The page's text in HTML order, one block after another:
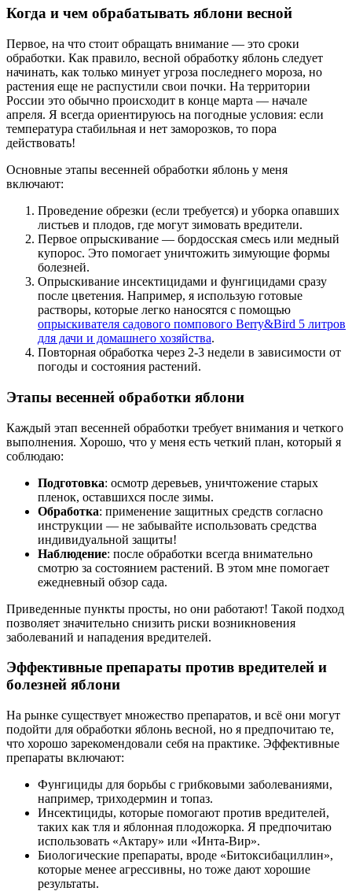
Когда и чем обрабатывать яблони весной
Первое, на что стоит обращать внимание — это сроки
обработки. Как правило, весной обработку яблонь следует
начинать, как только минует угроза последнего мороза, но
растения еще не распустили свои почки. На территории
России это обычно происходит в конце марта — начале
апреля. Я всегда ориентируюсь на погодные условия: если
температура стабильная и нет заморозков, то пора
действовать!
Основные этапы весенней обработки яблонь у меня
включают:
Проведение обрезки (если требуется) и уборка опавших
листьев и плодов, где могут зимовать вредители.
Первое опрыскивание — бордосская смесь или медный
купорос. Это помогает уничтожить зимующие формы
болезней.
Опрыскивание инсектицидами и фунгицидами сразу
после цветения. Например, я использую готовые
растворы, которые легко наносятся с помощью
опрыскивателя садового помпового Berry&Bird 5 литров
для дачи и домашнего хозяйства.
Повторная обработка через 2-3 недели в зависимости от
погоды и состояния растений.
Этапы весенней обработки яблони
Каждый этап весенней обработки требует внимания и четкого
выполнения. Хорошо, что у меня есть четкий план, который я
соблюдаю:
Подготовка: осмотр деревьев, уничтожение старых
пленок, оставшихся после зимы.
Обработка: применение защитных средств согласно
инструкции — не забывайте использовать средства
индивидуальной защиты!
Наблюдение: после обработки всегда внимательно
смотрю за состоянием растений. В этом мне помогает
ежедневный обзор сада.
Приведенные пункты просты, но они работают! Такой подход
позволяет значительно снизить риски возникновения
заболеваний и нападения вредителей.
Эффективные препараты против вредителей и
болезней яблони
На рынке существует множество препаратов, и всё они могут
подойти для обработки яблонь весной, но я предпочитаю те,
что хорошо зарекомендовали себя на практике. Эффективные
препараты включают:
Фунгициды для борьбы с грибковыми заболеваниями,
например, триходермин и топаз.
Инсектициды, которые помогают против вредителей,
таких как тля и яблонная плодожорка. Я предпочитаю
использовать «Актару» или «Инта-Вир».
Биологические препараты, вроде «Битоксибациллин»,
которые менее агрессивны, но тоже дают хорошие
результаты.